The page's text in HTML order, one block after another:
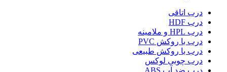
درب اتاقی
درب HDF
درب HPL و ملامینه
درب با روکش PVC
درب با روکش طبیعی
درب چوبی لوکس